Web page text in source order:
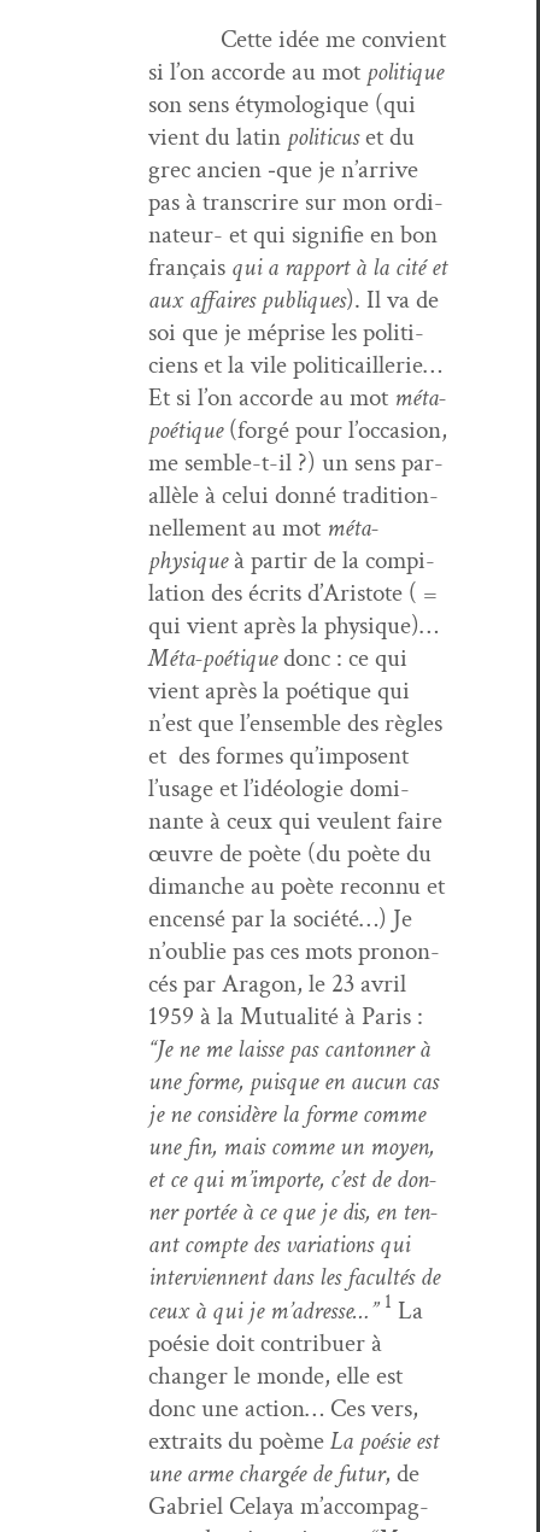
Cette idée me con­vient
si l’on accorde au mot poli­tique
son sens éty­mologique (qui
vient du latin politi­cuset du
grec ancien ‑que je n’ar­rive
pas à tran­scrire sur mon ordi­
na­teur- et qui sig­ni­fie en bon
français qui a rap­port à la cité et
aux affaires publiques). Il va de
soi que je méprise les politi­
ciens et la vile polit­i­cail­lerie…
Et si l’on accorde au mot méta-
poé­tique(forgé pour l’oc­ca­sion,
me sem­ble-t-il ?) un sens par­
al­lèle à celui don­né tra­di­tion­
nelle­ment au mot méta­
physiqueà par­tir de la com­pi­
la­tion des écrits d’Aris­tote ( =
qui vient après la physique)…
Méta-poé­tiquedonc : ce qui
vient après la poé­tique qui
n’est que l’ensem­ble des règles
et des formes qu’im­posent
l’usage et l’idéolo­gie dom­i­
nante à ceux qui veu­lent faire
œuvre de poète (du poète du
dimanche au poète recon­nu et
encen­sé par la société…) Je
n’ou­blie pas ces mots pronon­
cés par Aragon, le 23 avril
1959 à la Mutu­al­ité à Paris :
“Je ne me laisse pas can­ton­ner à
une forme, puisque en aucun cas
je ne con­sid­ère la forme comme
une fin, mais comme un moyen,
et ce qui m’im­porte, c’est de don­
ner portée à ce que je dis, en ten­
ant compte des vari­a­tions qui
inter­vi­en­nent dans les fac­ultés de
ceux à qui je m’adresse…” 1 La
poésie doit con­tribuer à
chang­er le monde, elle est
donc une action… Ces vers,
extraits du poèmeLa poésie est
une arme chargée de futur, de
Gabriel Celaya m’ac­com­pa­g­